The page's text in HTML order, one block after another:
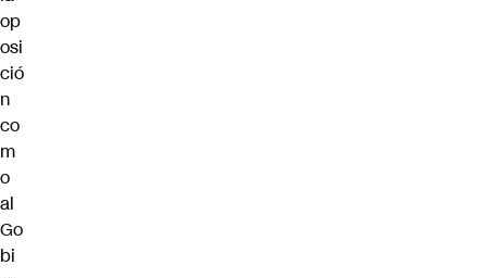
op
osi
ció
n
co
m
o
al
Go
bi